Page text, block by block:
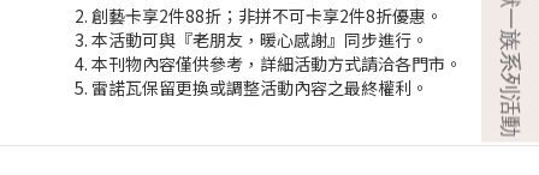
創藝卡享2件88折；非拼不可卡享2件8折優惠。
本活動可與『老朋友，暖心感謝』同步進行。
本刊物內容僅供參考，詳細活動方式請洽各門市。
雷諾瓦保留更換或調整活動內容之最終權利。